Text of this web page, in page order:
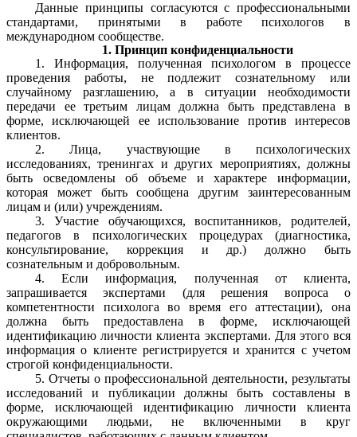
Данные принципы согласуются с профессиональными
стандартами, принятыми в работе психологов в
международном сообществе.
1. Принцип конфиденциальности
1. Информация, полученная психологом в процессе
проведения работы, не подлежит сознательному или
случайному разглашению, а в ситуации необходимости
передачи ее третьим лицам должна быть представлена в
форме, исключающей ее использование против интересов
клиентов.
2. Лица, участвующие в психологических
исследованиях, тренингах и других мероприятиях, должны
быть осведомлены об объеме и характере информации,
которая может быть сообщена другим заинтересованным
лицам и (или) учреждениям.
3. Участие обучающихся, воспитанников, родителей,
педагогов в психологических процедурах (диагностика,
консультирование, коррекция и др.) должно быть
сознательным и добровольным.
4. Если информация, полученная от клиента,
запрашивается экспертами (для решения вопроса о
компетентности психолога во время его аттестации), она
должна быть предоставлена в форме, исключающей
идентификацию личности клиента экспертами. Для этого вся
информация о клиенте регистрируется и хранится с учетом
строгой конфиденциальности.
5. Отчеты о профессиональной деятельности, результаты
исследований и публикации должны быть составлены в
форме, исключающей идентификацию личности клиента
окружающими людьми, не включенными в круг